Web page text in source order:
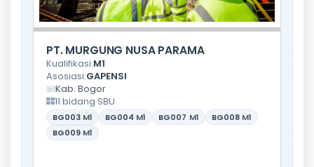
PT. MURGUNG NUSA PARAMA
Kualifikasi:M1
Asosiasi:GAPENSI
Kab. Bogor
11 bidang SBU
BG003 M1 BG004 M1 BG007 M1 BG008 M1
BG009 M1